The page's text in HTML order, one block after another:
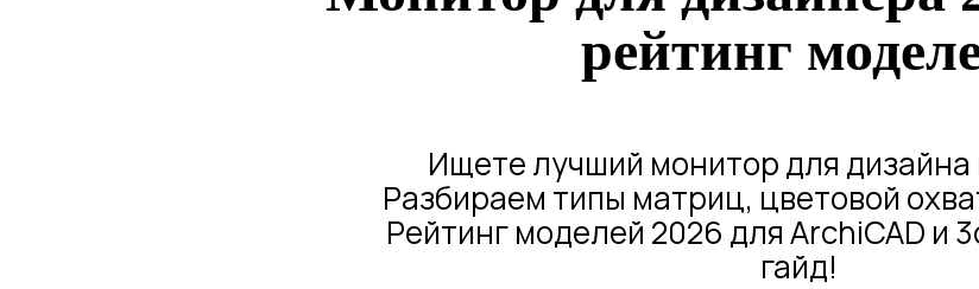
рейтинг
Ищете лучший монитор для дизайна
Разбираем типы матриц, цветовой
Рейтинг моделей 2026 для ArchiCAD и
гайд!